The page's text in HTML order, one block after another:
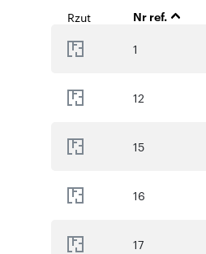
Rzut Nr ref.
1
12
15
16
17